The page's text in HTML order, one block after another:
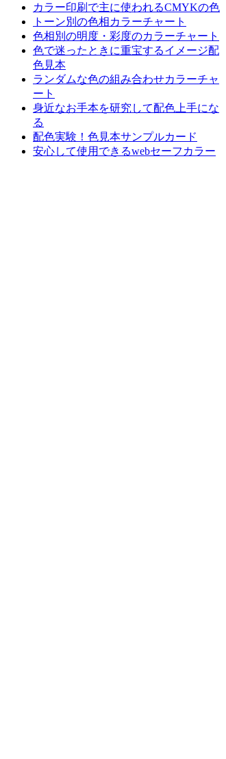
カラー印刷で主に使われるCMYKの色
トーン別の色相カラーチャート
色相別の明度・彩度のカラーチャート
色で迷ったときに重宝するイメージ配
色見本
ランダムな色の組み合わせカラーチャ
ート
身近なお手本を研究して配色上手にな
る
配色実験！色見本サンプルカード
安心して使用できるwebセーフカラー